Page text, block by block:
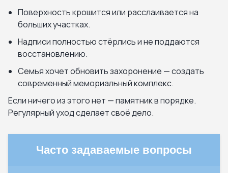
Поверхность крошится или расслаивается на
больших участках.
Надписи полностью стёрлись и не поддаются
восстановлению.
Семья хочет обновить захоронение — создать
современный мемориальный комплекс.
Если ничего из этого нет — памятник в порядке.
Регулярный уход сделает своё дело.
Часто задаваемые вопросы